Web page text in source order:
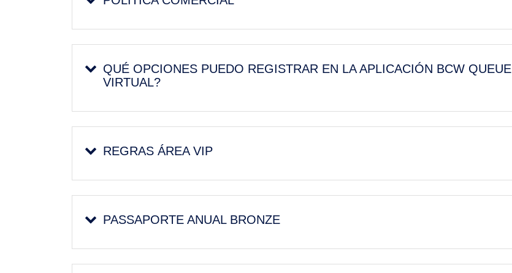
QUÉ OPCIONES PUEDO REGISTRAR EN LA APLICACIÓN BCW QUEUE
VIRTUAL?
REGRAS ÁREA VIP
PASSAPORTE ANUAL BRONZE